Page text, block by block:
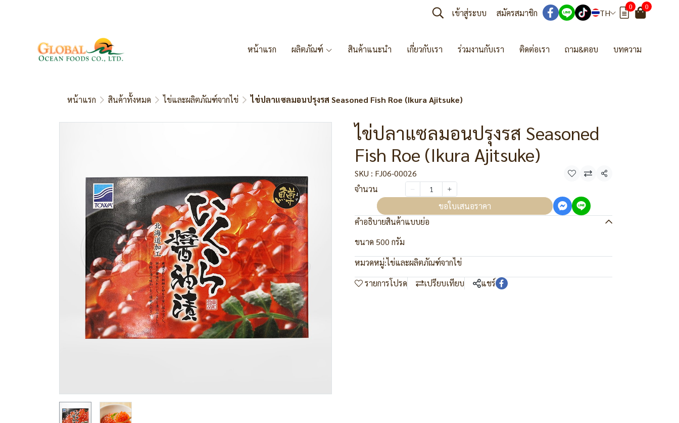
เข้าสู่ระบบ สมัครสมาชิก TH
0 0
หน้าแรก ผลิตภัณฑ์ สินค้าแนะนำ เกี่ยวกับเรา ร่วมงานกับเรา ติดต่อเรา ถาม&ตอบ บทความ
หน้าแรก สินค้าทั้งหมด ไข่และผลิตภัณฑ์จากไข่ ไข่ปลาแซลมอนปรุงรส Seasoned Fish Roe (Ikura Ajitsuke)
ไข่ปลาแซลมอนปรุงรส Seasoned
Fish Roe (Ikura Ajitsuke)
SKU : FJ06-00026
แชร์
จำนวน
ขอใบเสนอราคา
คำอธิบายสินค้าแบบย่อ
ขนาด 500 กรัม
หมวดหมู่:ไข่และผลิตภัณฑ์จากไข่
รายการโปรด
เปรียบเทียบ แชร์